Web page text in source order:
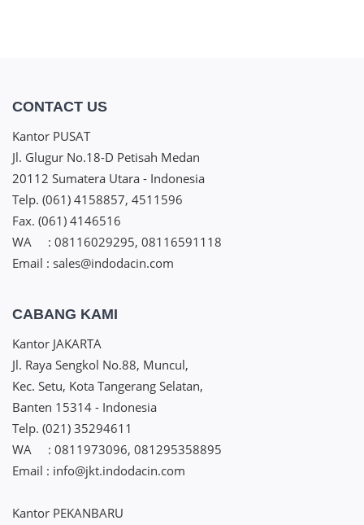
CONTACT US
Kantor PUSAT
Jl. Glugur No.18-D Petisah Medan
20112 Sumatera Utara - Indonesia
Telp. (061) 4158857, 4511596
Fax. (061) 4146516
WA : 08116029295, 08116591118
Email : sales@indodacin.com
CABANG KAMI
Kantor JAKARTA
Jl. Raya Sengkol No.88, Muncul,
Kec. Setu, Kota Tangerang Selatan,
Banten 15314 - Indonesia
Telp. (021) 35294611
WA : 0811973096, 081295358895
Email : info@jkt.indodacin.com
Kantor PEKANBARU